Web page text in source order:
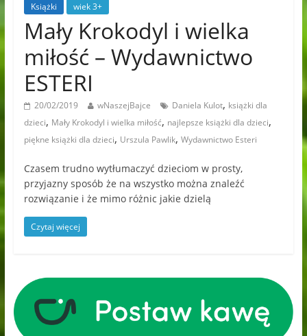
Książki wiek 3+
Mały Krokodyl i wielka
miłość – Wydawnictwo
ESTERI
20/02/2019 wNaszejBajce Daniela Kulot, książki dla
dzieci, Mały Krokodyl i wielka miłość, najlepsze książki dla dzieci,
piękne książki dla dzieci, Urszula Pawlik, Wydawnictwo Esteri
Czasem trudno wytłumaczyć dzieciom w prosty,
przyjazny sposób że na wszystko można znaleźć
rozwiązanie i że mimo różnic jakie dzielą
Czytaj więcej